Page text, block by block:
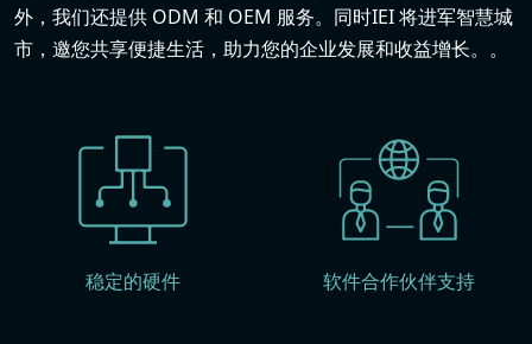
外，我们还提供 ODM 和 OEM 服务。同时IEI 将进军智慧城
市，邀您共享便捷生活，助力您的企业发展和收益增长。。
稳定的硬件 软件合作伙伴支持